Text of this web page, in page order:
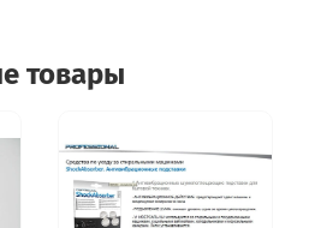
товары